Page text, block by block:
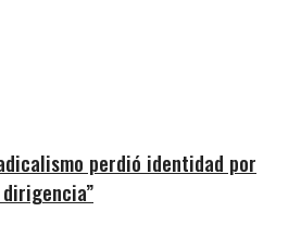
perdió identidad por